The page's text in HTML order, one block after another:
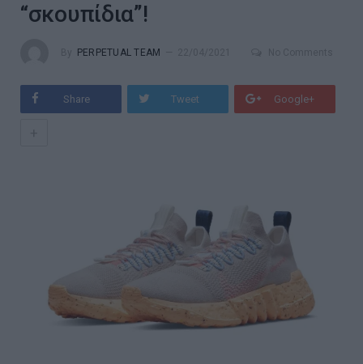
“σκουπίδια”!
PERPETUAL TEAM
Share Tweet Google+